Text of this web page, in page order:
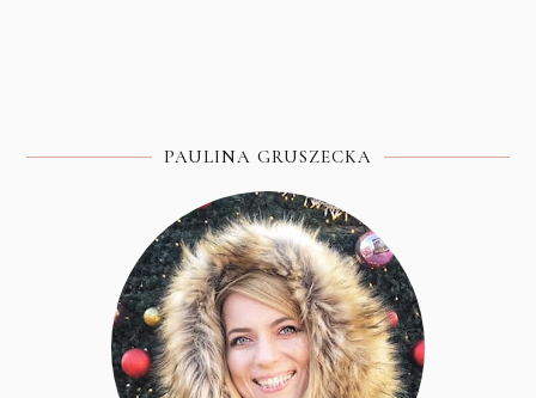
PAULINA GRUSZECKA